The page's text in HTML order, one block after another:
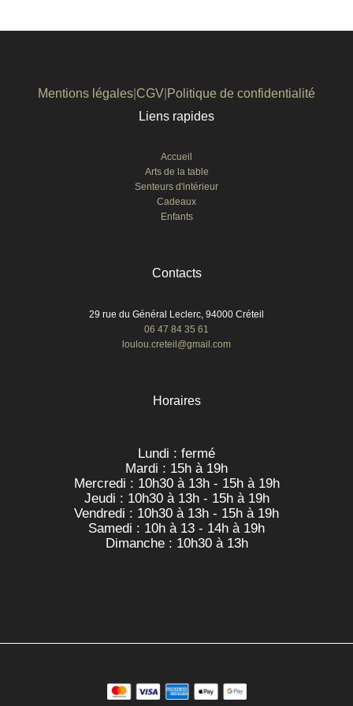
Mentions légales|CGV|Politique de confidentialité
Liens rapides
Accueil
Arts de la table
Senteurs d'intérieur
Cadeaux
Enfants
Contacts
29 rue du Général Leclerc, 94000 Créteil
06 47 84 35 61
loulou.creteil@gmail.com
Horaires
Lundi : fermé
Mardi : 15h à 19h
Mercredi : 10h30 à 13h - 15h à 19h
Jeudi : 10h30 à 13h - 15h à 19h
Vendredi : 10h30 à 13h - 15h à 19h
Samedi : 10h à 13 - 14h à 19h
Dimanche : 10h30 à 13h